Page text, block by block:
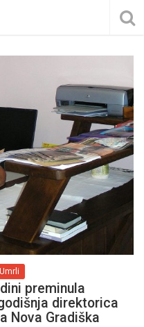
Umrli
preminula
direktorica
Nova Gradiška